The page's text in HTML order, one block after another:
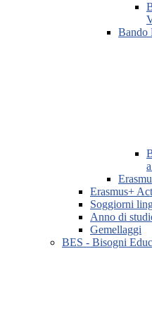
Bando
Erasmus+
Soggiorni
Anno di
Gemellaggi
BES - Bisogni